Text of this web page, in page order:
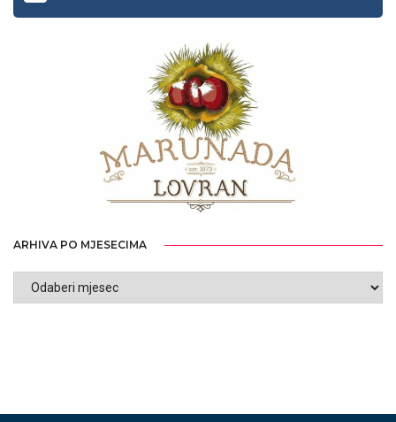
ARHIVA PO MJESECIMA
ARHIVA